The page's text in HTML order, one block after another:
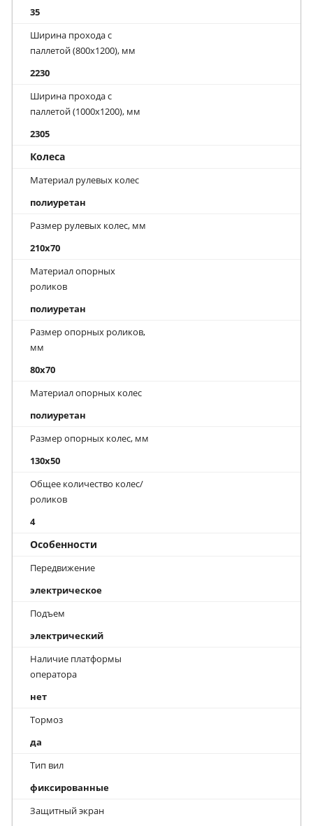
35
Ширина прохода с
паллетой (800х1200), мм
2230
Ширина прохода с
паллетой (1000х1200), мм
2305
Колеса
Материал рулевых колес
полиуретан
Размер рулевых колес, мм
210x70
Материал опорных
роликов
полиуретан
Размер опорных роликов,
мм
80х70
Материал опорных колес
полиуретан
Размер опорных колес, мм
130х50
Общее количество колес/
роликов
4
Особенности
Передвижение
электрическое
Подъем
электрический
Наличие платформы
оператора
нет
Тормоз
да
Тип вил
фиксированные
Защитный экран